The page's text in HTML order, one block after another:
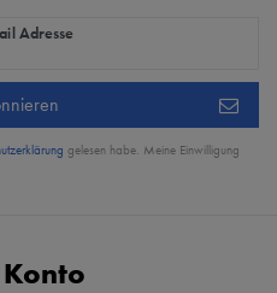
Adresse
Newsletter Honig
gelesen habe. Meine Einwilligung